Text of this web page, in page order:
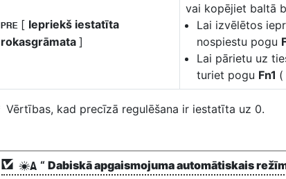
L [ Iepriekš iestatīta
rokasgrāmata ]
vai kopējiet baltā
Lai izvēlētos
nospiestu pogu
Lai pārietu uz
turiet pogu Fn1 (
Vērtības, kad precīzā regulēšana ir iestatīta uz 0.
D “ Dabiskā apgaismojuma automātiskais